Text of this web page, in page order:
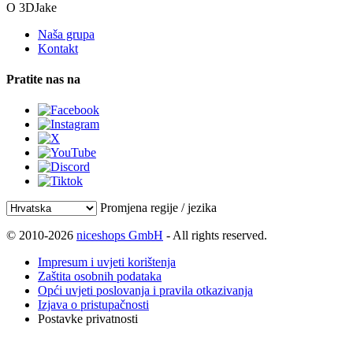
O 3DJake
Naša grupa
Kontakt
Pratite nas na
Promjena regije / jezika
© 2010-2026 niceshops GmbH - All rights reserved.
Impresum i uvjeti korištenja
Zaštita osobnih podataka
Opći uvjeti poslovanja i pravila otkazivanja
Izjava o pristupačnosti
Postavke privatnosti